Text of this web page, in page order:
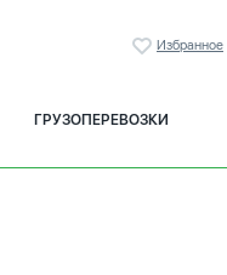
Избранное
ГРУЗОПЕРЕВОЗКИ